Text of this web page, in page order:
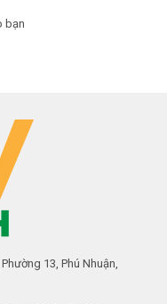
bạn
13, Phú Nhuận,